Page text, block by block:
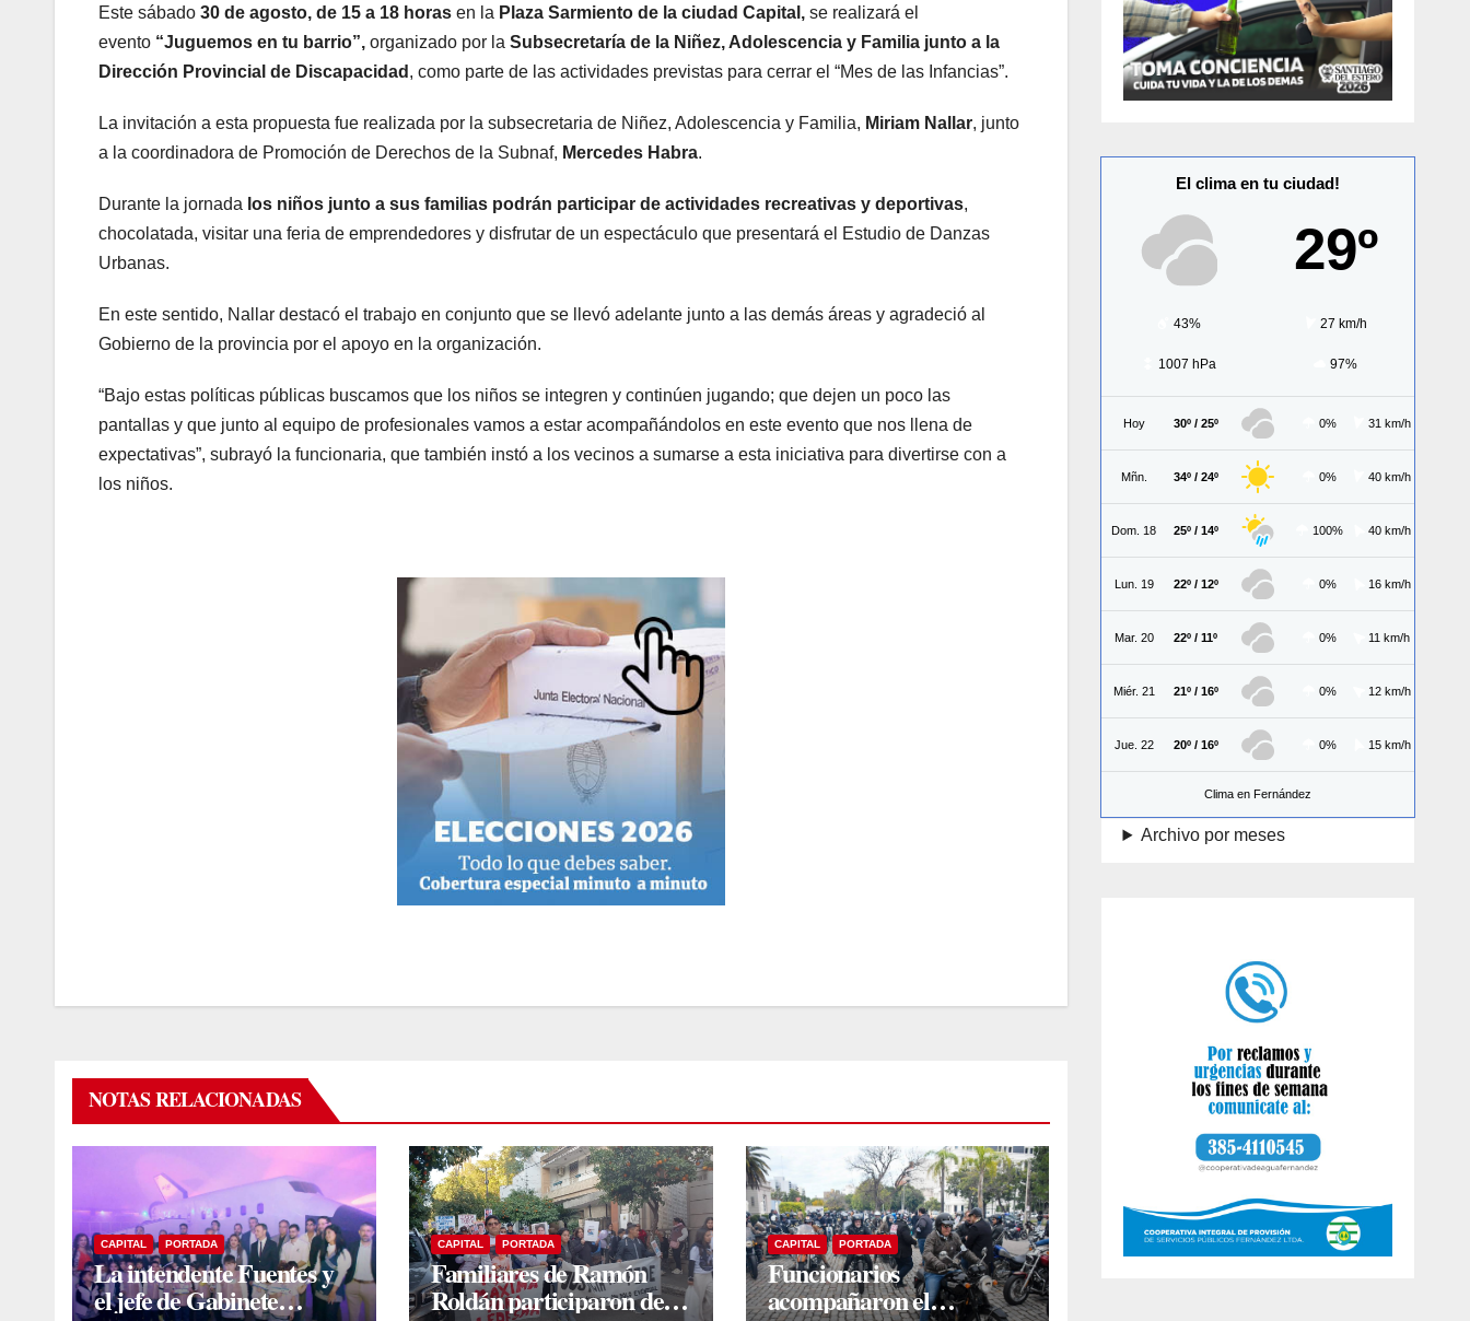
Este sábado 30 de agosto, de 15 a 18 horas en la Plaza Sarmiento de la ciudad Capital, se realizará el
evento “Juguemos en tu barrio”, organizado por la Subsecretaría de la Niñez, Adolescencia y Familia junto a la
Dirección Provincial de Discapacidad , como parte de las actividades previstas para cerrar el “Mes de las Infancias”.
La invitación a esta propuesta fue realizada por la subsecretaria de Niñez, Adolescencia y Familia, Miriam Nallar, junto
a la coordinadora de Promoción de Derechos de la Subnaf, Mercedes Habra.
Durante la jornada los niños junto a sus familias podrán participar de actividades recreativas y deportivas,
chocolatada, visitar una feria de emprendedores y disfrutar de un espectáculo que presentará el Estudio de Danzas
Urbanas.
En este sentido, Nallar destacó el trabajo en conjunto que se llevó adelante junto a las demás áreas y agradeció al
Gobierno de la provincia por el apoyo en la organización.
“Bajo estas políticas públicas buscamos que los niños se integren y continúen jugando; que dejen un poco las
pantallas y que junto al equipo de profesionales vamos a estar acompañándolos en este evento que nos llena de
expectativas”, subrayó la funcionaria, que también instó a los vecinos a sumarse a esta iniciativa para divertirse con a
los niños.
NOTAS RELACIONADAS
CAPITAL PORTADA
La intendente Fuentes y
el jefe de Gabinete
CAPITAL PORTADA
Familiares de Ramón
Roldán participaron de
CAPITAL PORTADA
Funcionarios
acompañaron el
El clima en tu ciudad!
29º
43% 27 km/h
1007 hPa 97%
Hoy 30º / 25º 0% 31 km/h
Mñn. 34º / 24º 0% 40 km/h
Dom. 18 25º / 14º 100% 40 km/h
Lun. 19 22º / 12º 0% 16 km/h
Mar. 20 22º / 11º 0% 11 km/h
Miér. 21 21º / 16º 0% 12 km/h
Jue. 22 20º / 16º 0% 15 km/h
Clima en Fernández
Archivo por meses